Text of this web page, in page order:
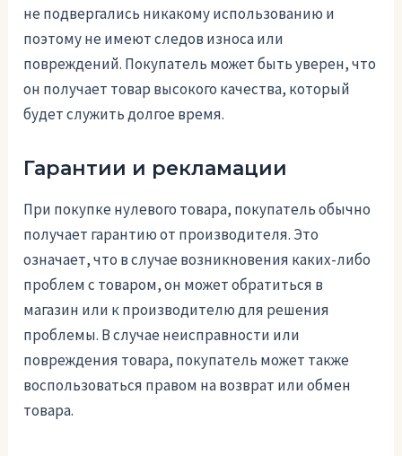
не подвергались никакому использованию и
поэтому не имеют следов износа или
повреждений. Покупатель может быть уверен, что
он получает товар высокого качества, который
будет служить долгое время.
Гарантии и рекламации
При покупке нулевого товара, покупатель обычно
получает гарантию от производителя. Это
означает, что в случае возникновения каких-либо
проблем с товаром, он может обратиться в
магазин или к производителю для решения
проблемы. В случае неисправности или
повреждения товара, покупатель может также
воспользоваться правом на возврат или обмен
товара.